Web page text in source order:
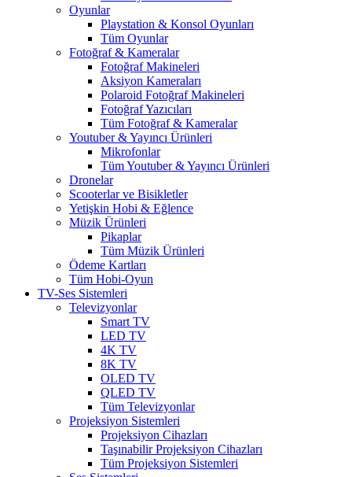
Oyunlar
Playstation & Konsol Oyunları
Tüm Oyunlar
Fotoğraf & Kameralar
Fotoğraf Makineleri
Aksiyon Kameraları
Polaroid Fotoğraf Makineleri
Fotoğraf Yazıcıları
Tüm Fotoğraf & Kameralar
Youtuber & Yayıncı Ürünleri
Mikrofonlar
Tüm Youtuber & Yayıncı Ürünleri
Dronelar
Scooterlar ve Bisikletler
Yetişkin Hobi & Eğlence
Müzik Ürünleri
Pikaplar
Tüm Müzik Ürünleri
Ödeme Kartları
Tüm Hobi-Oyun
TV-Ses Sistemleri
Televizyonlar
Smart TV
LED TV
4K TV
8K TV
OLED TV
QLED TV
Tüm Televizyonlar
Projeksiyon Sistemleri
Projeksiyon Cihazları
Taşınabilir Projeksiyon Cihazları
Tüm Projeksiyon Sistemleri